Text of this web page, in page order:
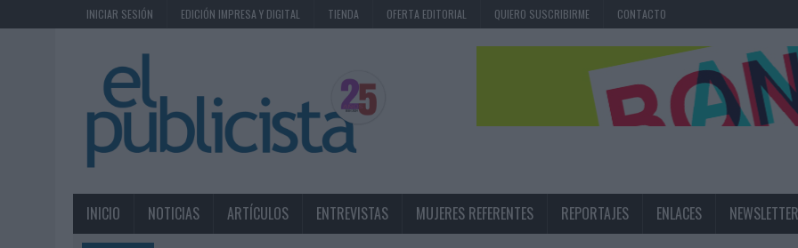
INICIAR SESIÓN EDICIÓN IMPRESA Y DIGITAL TIENDA OFERTA EDITORIAL QUIERO SUSCRIBIRME CONTACTO
INICIO NOTICIAS ARTÍCULOS ENTREVISTAS MUJERES REFERENTES REPORTAJES ENLACES NEWSLETTER